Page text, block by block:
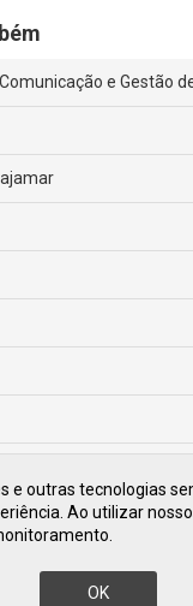
e Gestão
e outras tecnologias
Ao utilizar
OK